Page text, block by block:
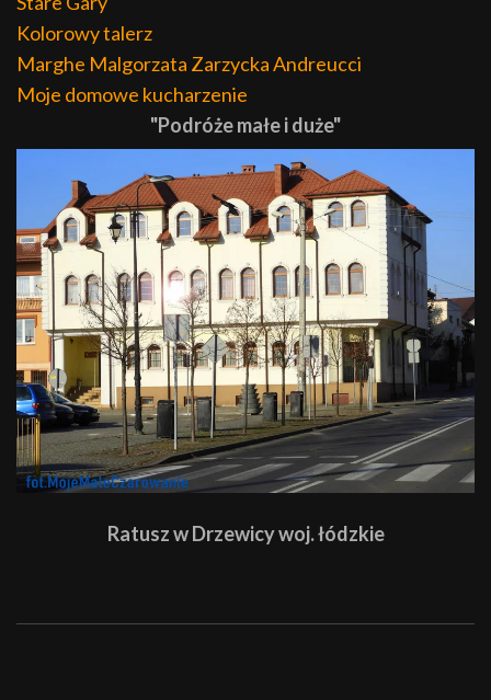
Kolorowy talerz
Marghe Malgorzata Zarzycka Andreucci
Moje domowe kucharzenie
"Podróże małe i duże"
Ratusz w Drzewicy woj. łódzkie